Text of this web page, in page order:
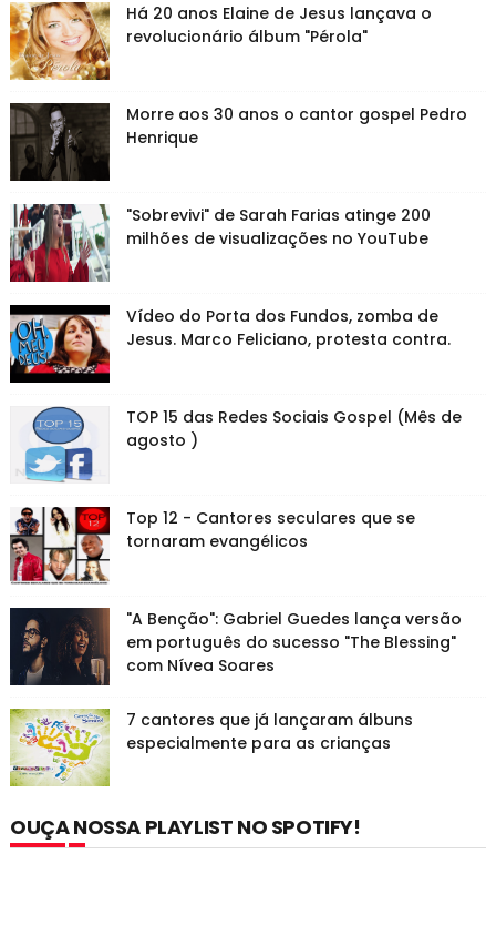
Há 20 anos Elaine de Jesus lançava o
revolucionário álbum "Pérola"
Morre aos 30 anos o cantor gospel Pedro
Henrique
"Sobrevivi" de Sarah Farias atinge 200
milhões de visualizações no YouTube
Vídeo do Porta dos Fundos, zomba de
Jesus. Marco Feliciano, protesta contra.
TOP 15 das Redes Sociais Gospel (Mês de
agosto )
Top 12 - Cantores seculares que se
tornaram evangélicos
"A Benção": Gabriel Guedes lança versão
em português do sucesso "The Blessing"
com Nívea Soares
7 cantores que já lançaram álbuns
especialmente para as crianças
OUÇA NOSSA PLAYLIST NO SPOTIFY!